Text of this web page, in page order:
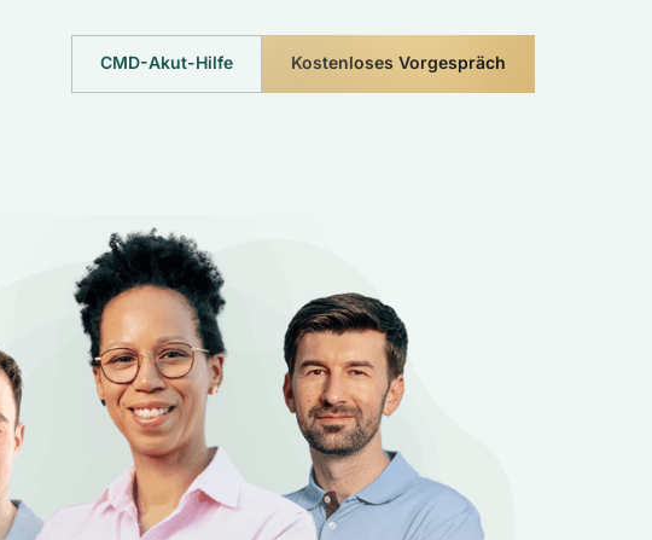
CMD-Akut-Hilfe Kostenloses Vorgespräch